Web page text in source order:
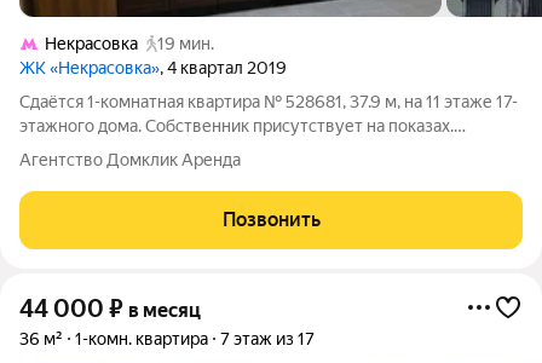
Некрасовка
19 мин.
ЖК «Некрасовка», 4 квартал 2019
Сдаётся 1-комнатная квартира № 528681, 37.9 м, на 11 этаже 17-
этажного дома. Собственник присутствует на показах.
Коммунальные платежи включены в стоимость. Счетчики
оплачиваются отдельно. По условиям проживания: без детей,
без питомцев. Из техники в
Агентство Домклик Аренда
Позвонить
44 000 ₽ в месяц
36 м² 1-комн. квартира 7 этаж из 17